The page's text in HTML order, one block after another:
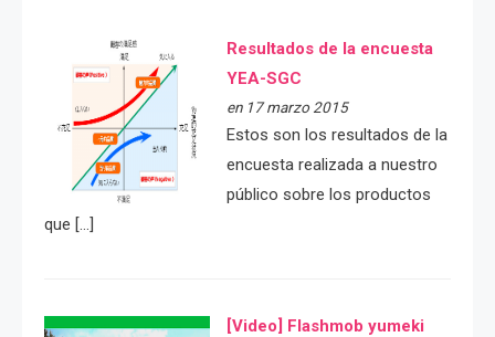
Resultados de la encuesta
YEA-SGC
en 17 marzo 2015
Estos son los resultados de la
encuesta realizada a nuestro
público sobre los productos
que […]
[Video] Flashmob yumeki